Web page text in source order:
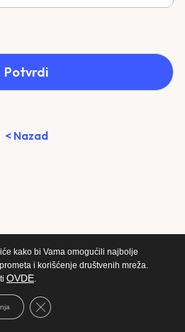
Potvrdi
< Nazad
kako bi Vama omogućili najbolje
i korišćenje društvenih mreža.
OVDE.
Close GDPR Cookie Banner